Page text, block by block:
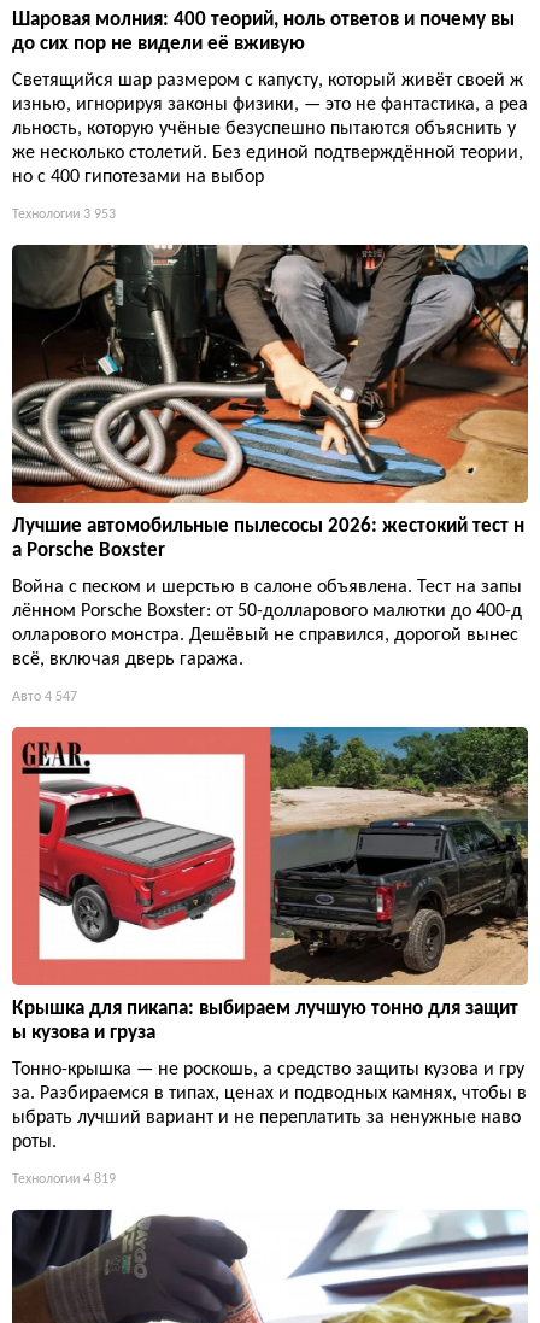
Шаровая молния: 400 теорий, ноль ответов и почему вы
до сих пор не видели её вживую
Светящийся шар размером с капусту, который живёт своей ж
изнью, игнорируя законы физики, — это не фантастика, а реа
льность, которую учёные безуспешно пытаются объяснить у
же несколько столетий. Без единой подтверждённой теории,
но с 400 гипотезами на выбор
Технологии 3 953
Лучшие автомобильные пылесосы 2026: жестокий тест н
а Porsche Boxster
Война с песком и шерстью в салоне объявлена. Тест на запы
лённом Porsche Boxster: от 50-долларового малютки до 400-д
олларового монстра. Дешёвый не справился, дорогой вынес
всё, включая дверь гаража.
Авто 4 547
Крышка для пикапа: выбираем лучшую тонно для защит
ы кузова и груза
Тонно-крышка — не роскошь, а средство защиты кузова и гру
за. Разбираемся в типах, ценах и подводных камнях, чтобы в
ыбрать лучший вариант и не переплатить за ненужные наво
роты.
Технологии 4 819